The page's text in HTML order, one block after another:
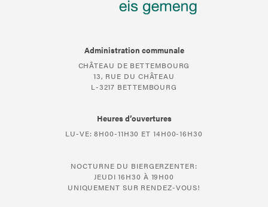
Administration communale
CHÂTEAU DE BETTEMBOURG
13, RUE DU CHÂTEAU
L-3217 BETTEMBOURG
Heures d’ouvertures
LU-VE: 8H00-11H30 ET 14H00-16H30
NOCTURNE DU BIERGERZENTER:
JEUDI 16H30 À 19H00
UNIQUEMENT SUR RENDEZ-VOUS!